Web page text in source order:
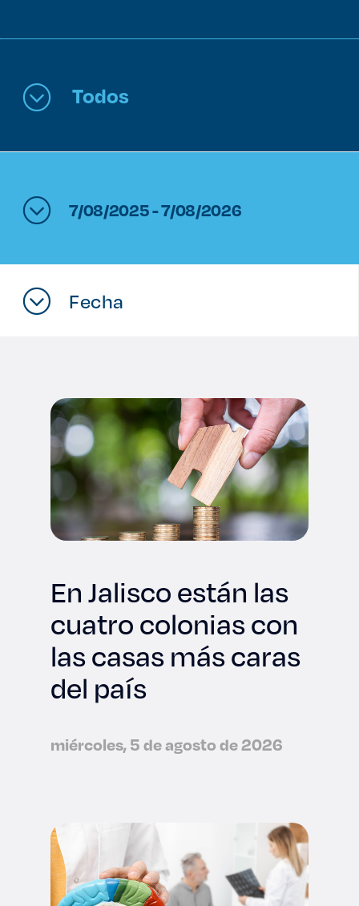
Becas
Derecho
Lo más buscado
Prepa ITESO
Becas
Sustentabilidad
Todos
7/08/2025 - 7/08/2026
Fecha
En Jalisco están las
cuatro colonias con
las casas más caras
del país
miércoles, 5 de agosto de 2026